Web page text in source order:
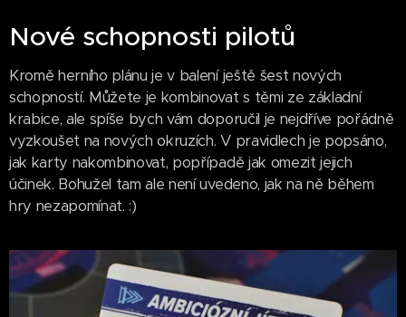
Nové schopnosti pilotů
Kromě herního plánu je v balení ještě šest nových
schopností. Můžete je kombinovat s těmi ze základní
krabice, ale spíše bych vám doporučil je nejdříve pořádně
vyzkoušet na nových okruzích. V pravidlech je popsáno,
jak karty nakombinovat, popřípadě jak omezit jejich
účinek. Bohužel tam ale není uvedeno, jak na ně během
hry nezapomínat. :)